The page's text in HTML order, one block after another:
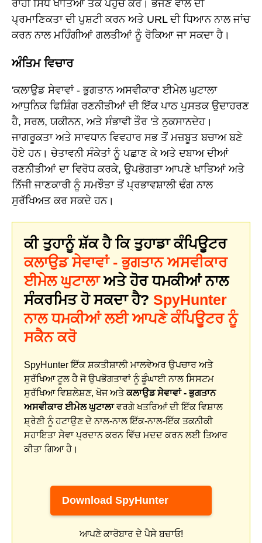
ਰਾਹੀਂ ਸਿੱਧੇ ਖਾਤਿਆਂ ਤੱਕ ਪਹੁੰਚ ਕਰੋ। ਭੇਜਣ ਵਾਲੇ ਦੀ
ਪ੍ਰਮਾਣਿਕਤਾ ਦੀ ਪੁਸ਼ਟੀ ਕਰਨ ਅਤੇ URL ਦੀ ਧਿਆਨ ਨਾਲ ਜਾਂਚ
ਕਰਨ ਨਾਲ ਮਹਿੰਗੀਆਂ ਗਲਤੀਆਂ ਨੂੰ ਰੋਕਿਆ ਜਾ ਸਕਦਾ ਹੈ।
ਅੰਤਿਮ ਵਿਚਾਰ
'ਕਲਾਉਡ ਸੇਵਾਵਾਂ - ਭੁਗਤਾਨ ਅਸਵੀਕਾਰ' ਈਮੇਲ ਘੁਟਾਲਾ
ਆਧੁਨਿਕ ਫਿਸ਼ਿੰਗ ਰਣਨੀਤੀਆਂ ਦੀ ਇੱਕ ਪਾਠ ਪੁਸਤਕ ਉਦਾਹਰਣ
ਹੈ, ਸਰਲ, ਯਕੀਨਨ, ਅਤੇ ਸੰਭਾਵੀ ਤੌਰ 'ਤੇ ਨੁਕਸਾਨਦੇਹ।
ਜਾਗਰੂਕਤਾ ਅਤੇ ਸਾਵਧਾਨ ਵਿਵਹਾਰ ਸਭ ਤੋਂ ਮਜ਼ਬੂਤ ਬਚਾਅ ਬਣੇ
ਹੋਏ ਹਨ। ਚੇਤਾਵਨੀ ਸੰਕੇਤਾਂ ਨੂੰ ਪਛਾਣ ਕੇ ਅਤੇ ਦਬਾਅ ਦੀਆਂ
ਰਣਨੀਤੀਆਂ ਦਾ ਵਿਰੋਧ ਕਰਕੇ, ਉਪਭੋਗਤਾ ਆਪਣੇ ਖਾਤਿਆਂ ਅਤੇ
ਨਿੱਜੀ ਜਾਣਕਾਰੀ ਨੂੰ ਸਮਝੌਤਾ ਤੋਂ ਪ੍ਰਭਾਵਸ਼ਾਲੀ ਢੰਗ ਨਾਲ
ਸੁਰੱਖਿਅਤ ਕਰ ਸਕਦੇ ਹਨ।
ਕੀ ਤੁਹਾਨੂੰ ਸ਼ੱਕ ਹੈ ਕਿ ਤੁਹਾਡਾ ਕੰਪਿਊਟਰ
ਕਲਾਉਡ ਸੇਵਾਵਾਂ - ਭੁਗਤਾਨ ਅਸਵੀਕਾਰ
ਈਮੇਲ ਘੁਟਾਲਾਅਤੇ ਹੋਰ ਧਮਕੀਆਂ ਨਾਲ
ਸੰਕਰਮਿਤ ਹੋ ਸਕਦਾ ਹੈ? SpyHunter
ਨਾਲ ਧਮਕੀਆਂ ਲਈ ਆਪਣੇ ਕੰਪਿਊਟਰ ਨੂੰ
ਸਕੈਨ ਕਰੋ
SpyHunter ਇੱਕ ਸ਼ਕਤੀਸ਼ਾਲੀ ਮਾਲਵੇਅਰ ਉਪਚਾਰ ਅਤੇ
ਸੁਰੱਖਿਆ ਟੂਲ ਹੈ ਜੋ ਉਪਭੋਗਤਾਵਾਂ ਨੂੰ ਡੂੰਘਾਈ ਨਾਲ ਸਿਸਟਮ
ਸੁਰੱਖਿਆ ਵਿਸ਼ਲੇਸ਼ਣ, ਖੋਜ ਅਤੇਕਲਾਉਡ ਸੇਵਾਵਾਂ - ਭੁਗਤਾਨ
ਅਸਵੀਕਾਰ ਈਮੇਲ ਘੁਟਾਲਾਵਰਗੇ ਖਤਰਿਆਂ ਦੀ ਇੱਕ ਵਿਸ਼ਾਲ
ਸ਼੍ਰੇਣੀ ਨੂੰ ਹਟਾਉਣ ਦੇ ਨਾਲ-ਨਾਲ ਇੱਕ-ਨਾਲ-ਇੱਕ ਤਕਨੀਕੀ
ਸਹਾਇਤਾ ਸੇਵਾ ਪ੍ਰਦਾਨ ਕਰਨ ਵਿੱਚ ਮਦਦ ਕਰਨ ਲਈ ਤਿਆਰ
ਕੀਤਾ ਗਿਆ ਹੈ।
Download SpyHunter
ਆਪਣੇ ਕਾਰੋਬਾਰ ਦੇ ਪੈਸੇ ਬਚਾਓ!